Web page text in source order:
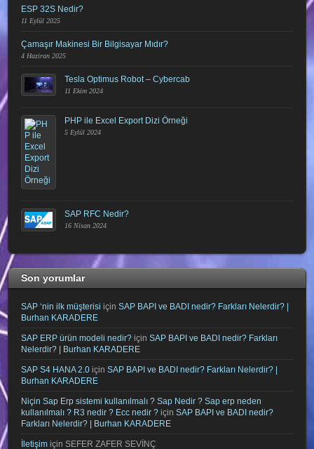
ESP 32S Nedir?
11 Eylül 2025
Çamaşır Makinesi Bir Bilgisayar Mıdır?
4 Haziran 2025
Tesla Optimus Robot – Cybercab
11 Ekim 2024
PHP ile Excel Export Dizi Örneği
5 Eylül 2024
SAP RFC Nedir?
16 Nisan 2024
Son yorumlar
SAP ‘nin ilk müşterisi içinSAP BAPI ve BADI nedir? Farkları Nelerdir? |
Burhan KARADERE
SAP ERP ürün modeli nedir? içinSAP BAPI ve BADI nedir? Farkları
Nelerdir? | Burhan KARADERE
SAP S4 HANA 2.0 içinSAP BAPI ve BADI nedir? Farkları Nelerdir? |
Burhan KARADERE
Niçin Sap Erp sistemi kullanılmalı ? Sap Nedir ? Sap erp neden
kullanılmalı ? R3 nedir ? Ecc nedir ? içinSAP BAPI ve BADI nedir?
Farkları Nelerdir? | Burhan KARADERE
İletişim içinSEFER ZAFER SEVİNÇ